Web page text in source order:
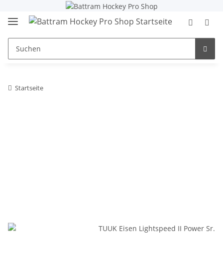
Startseite